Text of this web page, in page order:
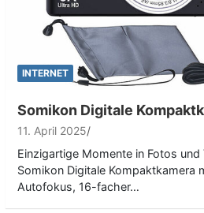
INTERNET
Somikon Digitale
11. April 2025
Einzigartige Momente in Fotos
Somikon Digitale Kompaktkamera
Autofokus, 16-facher…